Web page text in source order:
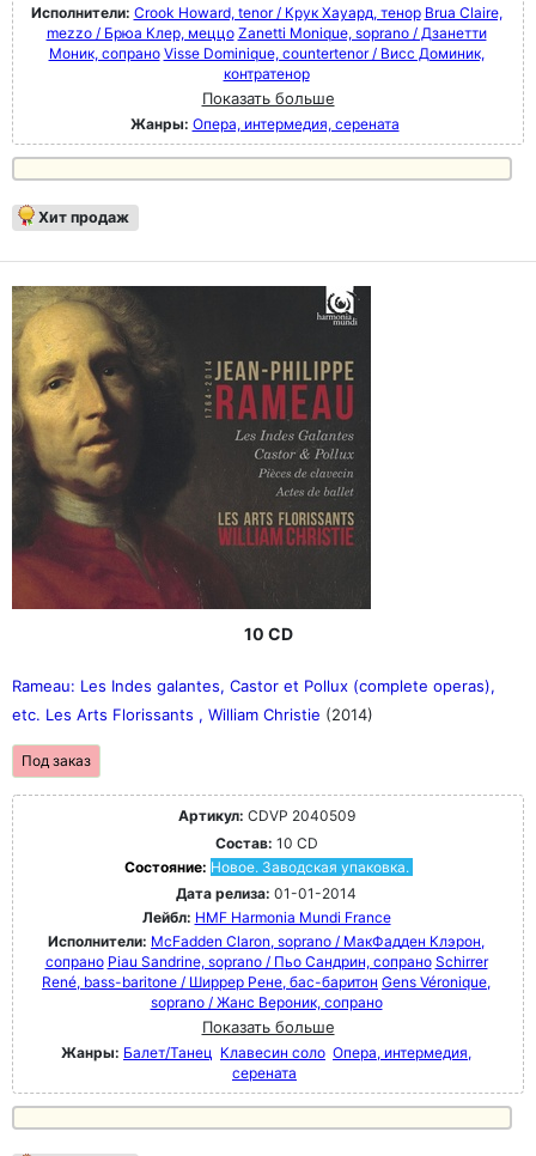
Исполнители: Crook Howard, tenor / Крук Хауард, тенор Brua Claire,
mezzo / Брюа Клер, меццо Zanetti Monique, soprano / Дзанетти
Моник, сопрано Visse Dominique, countertenor / Висс Доминик,
контратенор
Показать больше
Жанры: Опера, интермедия, серената
Хит продаж
10 CD
Rameau: Les Indes galantes, Castor et Pollux (complete operas),
etc. Les Arts Florissants , William Christie (2014)
Под заказ
Артикул: CDVP 2040509
Состав: 10 CD
Состояние: Новое. Заводская упаковка.
Дата релиза: 01-01-2014
Лейбл: HMF Harmonia Mundi France
Исполнители: McFadden Claron, soprano / МакФадден Клэрон,
сопрано Piau Sandrine, soprano / Пьо Сандрин, сопрано Schirrer
René, bass-baritone / Ширрер Рене, бас-баритон Gens Véronique,
soprano / Жанс Вероник, сопрано
Показать больше
Жанры: Балет/Танец Клавесин соло Опера, интермедия,
серената